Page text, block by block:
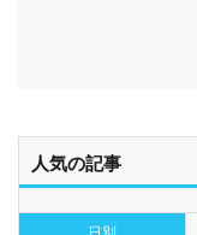
人気の記事